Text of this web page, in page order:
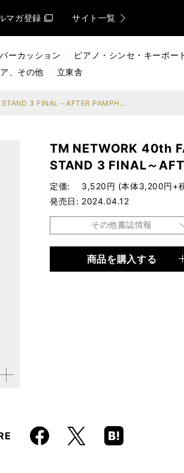
マガ登録 サイト一覧
ーカッション ピアノ・シンセ・キーボー
、その他 立東舎
TM NETWORK 40th FANKS intelligence Days～STAND 3 FINAL～AFTER PAMPHLET
す
TM NETWORK 40th
STAND 3 FINAL～
定価
3,520円 (本体3,200円+
発売日
2024.04.12
その他書誌情報
書籍
商品を購入する
Faceboo
k
X
Hatena
Boo